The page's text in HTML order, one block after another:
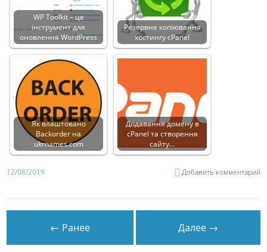
WP Toolkit – це
інструмент для
оновлення WordPress
Резервне копіювання
хостингу cPanel
Як влаштовано
Backorder на
ukrnames.com
Додавання домену в
cPanel та створення
сайту…
12/08/2019 Добавить комментарий
← Ранее Далее →